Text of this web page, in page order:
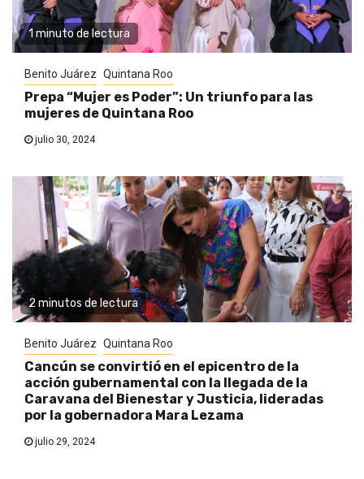
1 minuto de lectura
Benito Juárez Quintana Roo
Prepa “Mujer es Poder”: Un triunfo para las
mujeres de Quintana Roo
julio 30, 2024
2 minutos de lectura
Benito Juárez Quintana Roo
Cancún se convirtió en el epicentro de la
acción gubernamental con la llegada de la
Caravana del Bienestar y Justicia, lideradas
por la gobernadora Mara Lezama
julio 29, 2024